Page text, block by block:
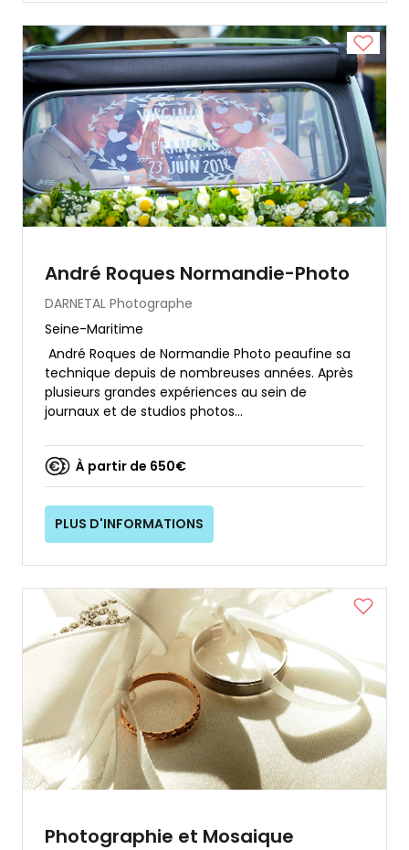
André Roques Normandie-Photo
DARNETAL Photographe
Seine-Maritime
André Roques de Normandie Photo peaufine sa
technique depuis de nombreuses années. Après
plusieurs grandes expériences au sein de
journaux et de studios photos...
À partir de 650€
PLUS D'INFORMATIONS
Photographie et Mosaique